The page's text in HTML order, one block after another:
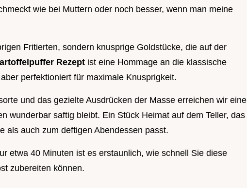
wie bei Muttern oder noch besser, wenn man meine
Fritierten, sondern knusprige Goldstücke, die auf der
Rezept ist eine Hommage an die klassische
perfektioniert für maximale Knusprigkeit.
und das gezielte Ausdrücken der Masse erreichen wir eine
wunderbar saftig bleibt. Ein Stück Heimat auf dem Teller, das
als auch zum deftigen Abendessen passt.
etwa 40 Minuten ist es erstaunlich, wie schnell Sie diese
zubereiten können.